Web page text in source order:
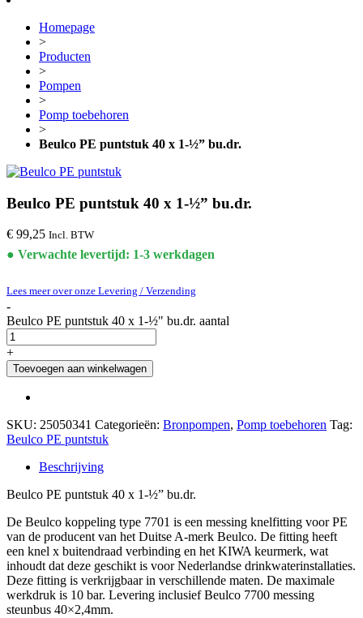
Homepage
>
Producten
>
Pompen
>
Pomp toebehoren
>
Beulco PE puntstuk 40 x 1-½” bu.dr.
Beulco PE puntstuk 40 x 1-½” bu.dr.
€ 99,25 Incl. BTW
● Verwachte levertijd: 1-3 werkdagen
Lees meer over onze Levering / Verzending
-
Beulco PE puntstuk 40 x 1-½" bu.dr. aantal
+
Toevoegen aan winkelwagen
SKU: 25050341 Categorieën: Bronpompen, Pomp toebehoren Tag:
Beulco PE puntstuk
Beschrijving
Beulco PE puntstuk 40 x 1-½” bu.dr.
De Beulco koppeling type 7701 is een messing knelfitting voor PE
van de producent van het Duitse A-merk Beulco. De fitting heeft
een knel x buitendraad verbinding en het KIWA keurmerk, wat
inhoudt dat deze geschikt is voor Nederlandse drinkwaterinstallaties.
Deze fitting is verkrijgbaar in verschillende maten. De maximale
werkdruk is 10 bar. Levering inclusief Beulco 7700 messing
steunbus 40×2,4mm.